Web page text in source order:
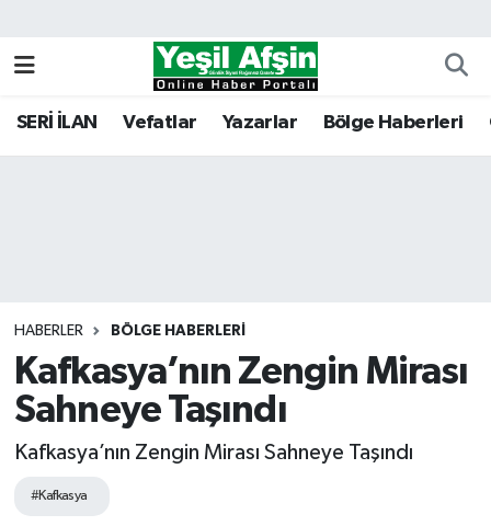
SERİ İLAN Vefatlar Yazarlar Bölge Haberleri
HABERLER BÖLGE HABERLERI
Kafkasya’nın Zengin Mirası
Sahneye Taşındı
Kafkasya’nın Zengin Mirası Sahneye Taşındı
#Kafkasya
Kahramanmaraş Nöbetçi Eczaneler
Tüm Manşetler
Son Dakika Haberleri